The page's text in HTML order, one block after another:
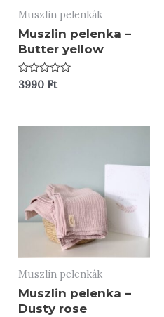
Muszlin pelenkák
Muszlin pelenka –
Butter yellow
Értékelés:
3990 Ft
Muszlin pelenkák
Muszlin pelenka –
Dusty rose